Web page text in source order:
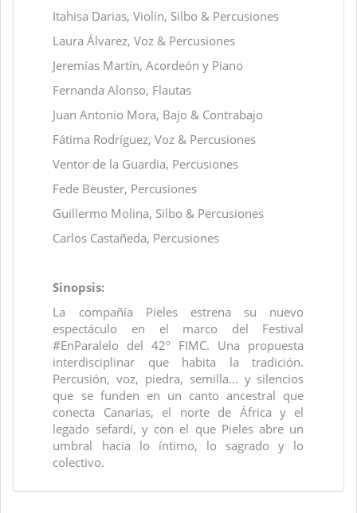
Itahisa Darias, Violín, Silbo & Percusiones
Laura Álvarez, Voz & Percusiones
Jeremías Martín, Acordeón y Piano
Fernanda Alonso, Flautas
Juan Antonio Mora, Bajo & Contrabajo
Fátima Rodríguez, Voz & Percusiones
Ventor de la Guardia, Percusiones
Fede Beuster, Percusiones
Guillermo Molina, Silbo & Percusiones
Carlos Castañeda, Percusiones
Sinopsis:
La compañía Pieles estrena su nuevo
espectáculo en el marco del Festival
#EnParalelo del 42º FIMC. Una propuesta
interdisciplinar que habita la tradición.
Percusión, voz, piedra, semilla… y silencios
que se funden en un canto ancestral que
conecta Canarias, el norte de África y el
legado sefardí, y con el que Pieles abre un
umbral hacia lo íntimo, lo sagrado y lo
colectivo.